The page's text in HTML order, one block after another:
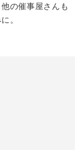
の催事屋さんも
。